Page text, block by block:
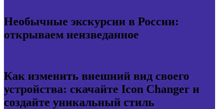
Необычные экскурсии в России:
открываем неизведанное
Как изменить внешний вид своего
устройства: скачайте Icon Changer и
создайте уникальный стиль